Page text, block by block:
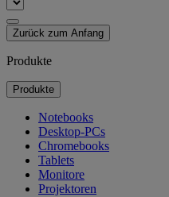
Zurück zum Anfang
Produkte
Produkte
Notebooks
Desktop-PCs
Chromebooks
Tablets
Monitore
Projektoren